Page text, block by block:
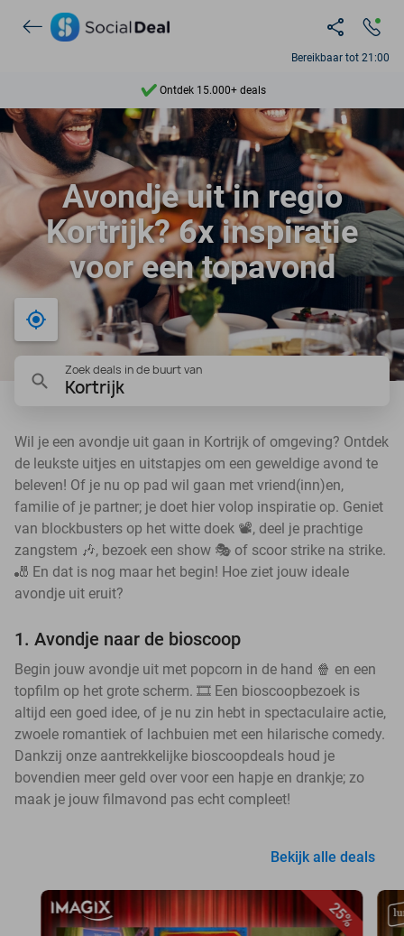
Bereikbaar tot 21:00
Ontdek 15.000+ deals
7 dagen per week beschikbaar
10+ miljoen leden
9,4
Ontdek 15.000+ deals
Avondje uit in regio
Kortrijk? 6x inspiratie
voor een topavond
Bij mij in de buurt
Zoek deals in de buurt van
Kortrijk
Wil je een avondje uit gaan in Kortrijk of omgeving? Ontdek
de leukste uitjes en uitstapjes om een geweldige avond te
beleven! Of je nu op pad wil gaan met vriend(inn)en,
familie of je partner; je doet hier volop inspiratie op. Geniet
van blockbusters op het witte doek 📽️, deel je prachtige
zangstem 🎶, bezoek een show 🎭 of scoor strike na strike.
🎳 En dat is nog maar het begin! Hoe ziet jouw ideale
avondje uit eruit?
1. Avondje naar de bioscoop
Begin jouw avondje uit met popcorn in de hand 🍿 en een
topfilm op het grote scherm. 🎞️ Een bioscoopbezoek is
altijd een goed idee, of je nu zin hebt in spectaculaire actie,
zwoele romantiek of lachbuien met een hilarische comedy.
Dankzij onze aantrekkelijke bioscoopdeals houd je
bovendien meer geld over voor een hapje en drankje; zo
maak je jouw filmavond pas echt compleet!
Bekijk alle deals
25%